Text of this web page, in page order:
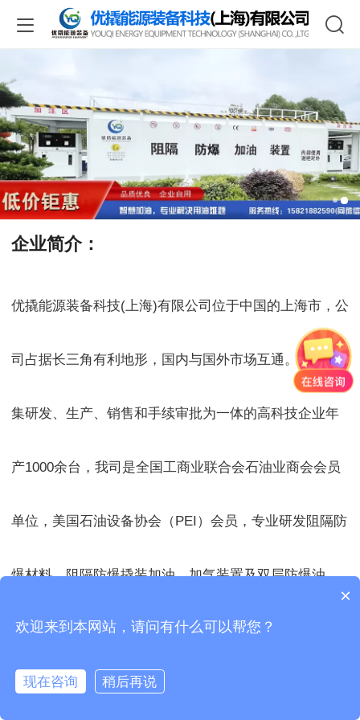
企业简介：
优撬能源装备科技(上海)有限公司位于中国的上海市，公
司占据长三角有利地形，国内与国外市场互通。是一家
集研发、生产、销售和手续审批为一体的高科技企业年
产1000余台，我司是全国工商业联合会石油业商会会员
单位，美国石油设备协会（PEI）会员，专业研发阻隔防
爆材料、阻隔防爆撬装加油、加气装置及双层防爆油
罐、 SF油罐、加油机、加油枪及应用系统等高科技产
品。公司拥有自主知识产权，生产的撬装式加油设备,被
×
欢迎来到本网站，请问有什么可以帮您？
现在咨询 稍后再说